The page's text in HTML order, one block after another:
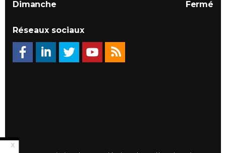
Dimanche Fermé
Réseaux sociaux